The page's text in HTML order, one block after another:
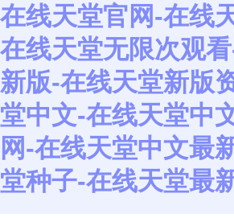
在线天堂官网-在线
在线天堂无限次观
新版-在线天堂新版
堂中文-在线天堂中
网-在线天堂中文最
堂种子-在线天堂最